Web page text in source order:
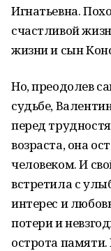
Игнатьевна.
счастливой
жизни и сын
Но, преодолев
судьбе,
перед
возраста, она
человеком. И
встретила с
интерес и
потери и
острота памяти.